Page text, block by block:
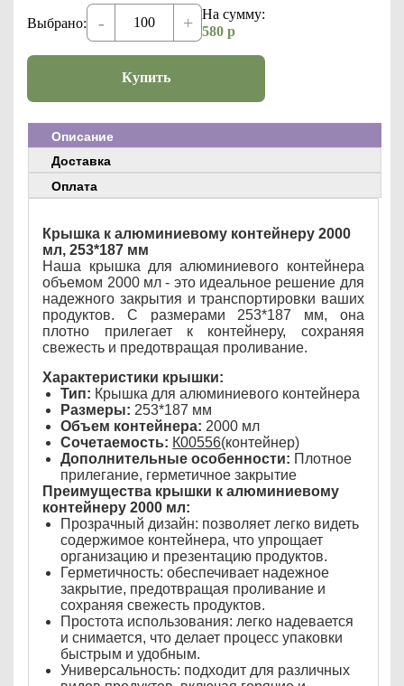
Выбрано: - +
На сумму:
580 р
Купить
Описание
Доставка
Оплата
Крышка к алюминиевому контейнеру 2000
мл, 253*187 мм
Наша крышка для алюминиевого контейнера
объемом 2000 мл - это идеальное решение для
надежного закрытия и транспортировки ваших
продуктов. С размерами 253*187 мм, она
плотно прилегает к контейнеру, сохраняя
свежесть и предотвращая проливание.
Характеристики крышки:
Тип: Крышка для алюминиевого контейнера
Размеры: 253*187 мм
Объем контейнера: 2000 мл
Сочетаемость: К00556(контейнер)
Дополнительные особенности: Плотное
прилегание, герметичное закрытие
Преимущества крышки к алюминиевому
контейнеру 2000 мл:
Прозрачный дизайн: позволяет легко видеть
содержимое контейнера, что упрощает
организацию и презентацию продуктов.
Герметичность: обеспечивает надежное
закрытие, предотвращая проливание и
сохраняя свежесть продуктов.
Простота использования: легко надевается
и снимается, что делает процесс упаковки
быстрым и удобным.
Универсальность: подходит для различных